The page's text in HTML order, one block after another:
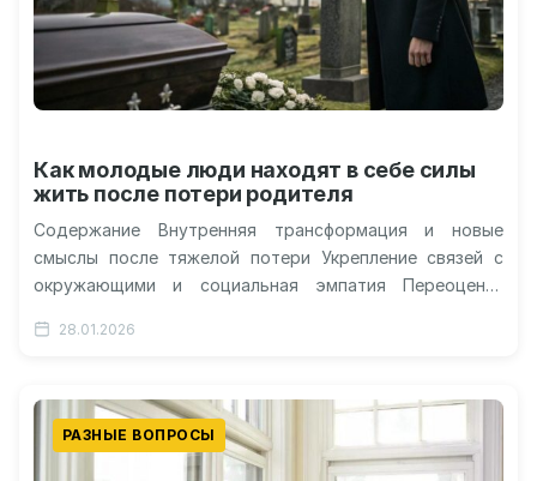
Как молодые люди находят в себе силы
жить после потери родителя
Содержание Внутренняя трансформация и новые
смыслы после тяжелой потери Укрепление связей с
окружающими и социальная эмпатия Переоценка
взгляд на…
28.01.2026
РАЗНЫЕ ВОПРОСЫ